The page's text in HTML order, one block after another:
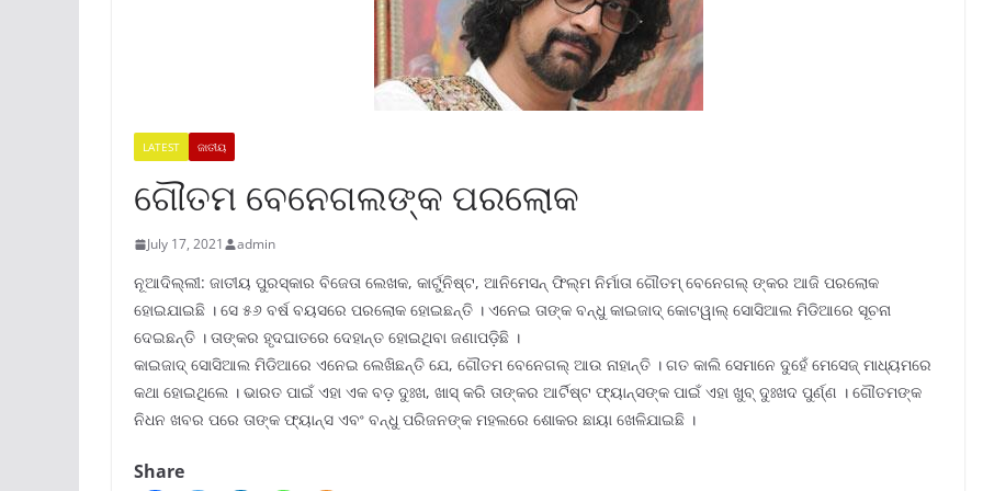
LATEST ଜାତୀୟ
ଗୌତମ ବେନେଗଲଙ୍କ ପରଲୋକ
July 17, 2021 admin
ନୂଆଦିଲ୍ଲୀ: ଜାତୀୟ ପୁରସ୍କାର ବିଜେତା ଲେଖକ, କାର୍ଟୁନିଷ୍ଟ, ଆନିମେସନ୍ ଫିଲ୍ମ ନିର୍ମାତା ଗୌତମ୍ ବେନେଗଲ୍ ଙ୍କର ଆଜି ପରଲୋକ
ହୋଇଯାଇଛି । ସେ ୫୬ ବର୍ଷ ବୟସରେ ପରଲୋକ ହୋଇଛନ୍ତି । ଏନେଇ ତାଙ୍କ ବନ୍ଧୁ କାଇଜାଦ୍ କୋଟୱାଲ୍ ସୋସିଆଲ ମିଡିଆରେ ସୂଚନା
ଦେଇଛନ୍ତି । ତାଙ୍କର ହୃଦଘାତରେ ଦେହାନ୍ତ ହୋଇଥିବା ଜଣାପଡ଼ିଛି ।
କାଇଜାଦ୍ ସୋସିଆଲ ମିଡିଆରେ ଏନେଇ ଲେଖିଛନ୍ତି ଯେ, ଗୌତମ ବେନେଗଲ୍ ଆଉ ନାହାନ୍ତି । ଗତ କାଲି ସେମାନେ ଦୁହେଁ ମେସେଜ୍ ମାଧ୍ୟମରେ
କଥା ହୋଇଥିଲେ । ଭାରତ ପାଇଁ ଏହା ଏକ ବଡ଼ ଦୁଃଖ, ଖାସ୍ କରି ତାଙ୍କର ଆର୍ଟିଷ୍ଟ ଫ୍ୟାନ୍ସଙ୍କ ପାଇଁ ଏହା ଖୁବ୍ ଦୁଃଖଦ ପୁର୍ଣ୍ଣ । ଗୌତମଙ୍କ
ନିଧନ ଖବର ପରେ ତାଙ୍କ ଫ୍ୟାନ୍ସ ଏବଂ ବନ୍ଧୁ ପରିଜନଙ୍କ ମହଲରେ ଶୋକର ଛାୟା ଖେଳିଯାଇଛି ।
Share